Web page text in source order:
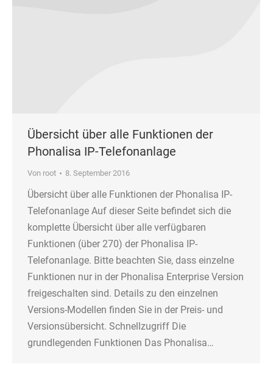
Übersicht über alle Funktionen der
Phonalisa IP-Telefonanlage
Von root 8. September 2016
Übersicht über alle Funktionen der Phonalisa IP-
Telefonanlage Auf dieser Seite befindet sich die
komplette Übersicht über alle verfügbaren
Funktionen (über 270) der Phonalisa IP-
Telefonanlage. Bitte beachten Sie, dass einzelne
Funktionen nur in der Phonalisa Enterprise Version
freigeschalten sind. Details zu den einzelnen
Versions-Modellen finden Sie in der Preis- und
Versionsübersicht. Schnellzugriff Die
grundlegenden Funktionen Das Phonalisa…